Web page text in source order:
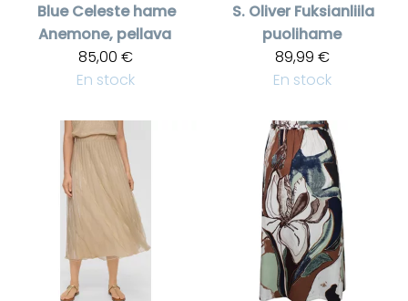
Blue Celeste hame
Anemone, pellava
85,00 €
En stock
S. Oliver Fuksianliila
puolihame
89,99 €
En stock